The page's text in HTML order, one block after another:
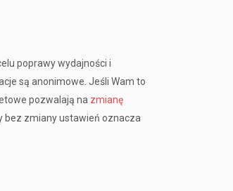
poprawy wydajności i
są anonimowe. Jeśli Wam to
pozwalają na zmianę
bez zmiany ustawień oznacza